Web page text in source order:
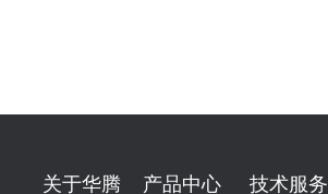
关于华腾 产品中心 技术服务